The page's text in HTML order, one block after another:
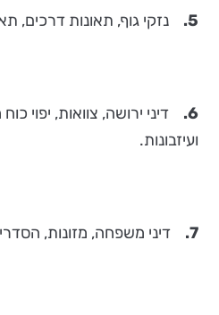
5. נזקי גוף, תאונות דרכים,
6.
דיני ירושה, צוואות, יפוי
ועיזבונות.
7. דיני משפחה, מזונות,